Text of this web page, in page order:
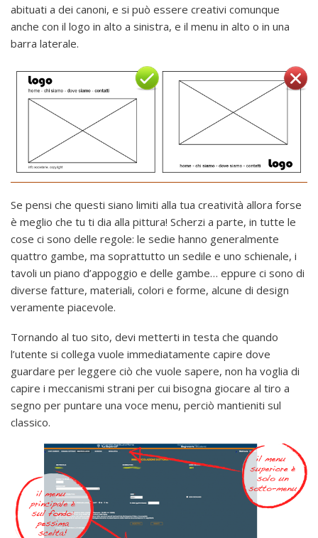
abituati a dei canoni, e si può essere creativi comunque
anche con il logo in alto a sinistra, e il menu in alto o in una
barra laterale.
Se pensi che questi siano limiti alla tua creatività allora forse
è meglio che tu ti dia alla pittura! Scherzi a parte, in tutte le
cose ci sono delle regole: le sedie hanno generalmente
quattro gambe, ma soprattutto un sedile e uno schienale, i
tavoli un piano d’appoggio e delle gambe… eppure ci sono di
diverse fatture, materiali, colori e forme, alcune di design
veramente piacevole.
Tornando al tuo sito, devi metterti in testa che quando
l’utente si collega vuole immediatamente capire dove
guardare per leggere ciò che vuole sapere, non ha voglia di
capire i meccanismi strani per cui bisogna giocare al tiro a
segno per puntare una voce menu, perciò mantieniti sul
classico.